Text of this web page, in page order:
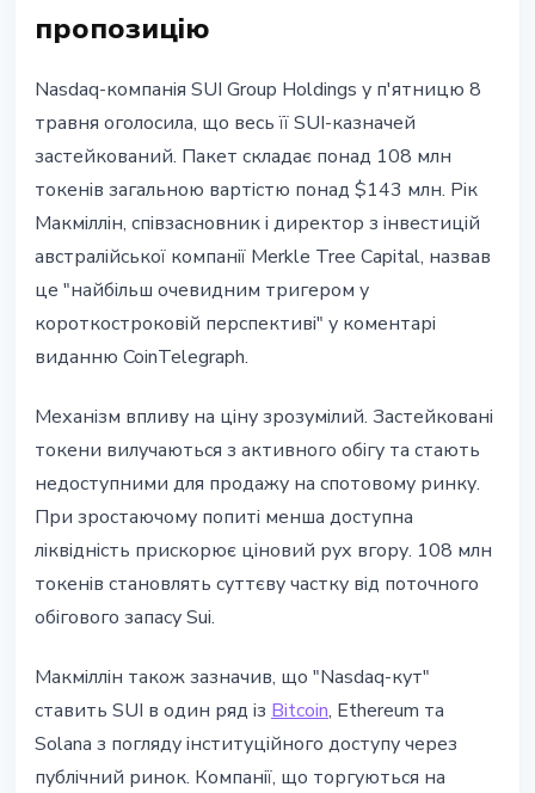
пропозицію
Nasdaq-компанія SUI Group Holdings у п'ятницю 8
травня оголосила, що весь її SUI-казначей
застейкований. Пакет складає понад 108 млн
токенів загальною вартістю понад $143 млн. Рік
Макміллін, співзасновник і директор з інвестицій
австралійської компанії Merkle Tree Capital, назвав
це "найбільш очевидним тригером у
короткостроковій перспективі" у коментарі
виданню CoinTelegraph.
Механізм впливу на ціну зрозумілий. Застейковані
токени вилучаються з активного обігу та стають
недоступними для продажу на спотовому ринку.
При зростаючому попиті менша доступна
ліквідність прискорює ціновий рух вгору. 108 млн
токенів становлять суттєву частку від поточного
обігового запасу Sui.
Макміллін також зазначив, що "Nasdaq-кут"
ставить SUI в один ряд із Bitcoin, Ethereum та
Solana з погляду інституційного доступу через
публічний ринок. Компанії, що торгуються на